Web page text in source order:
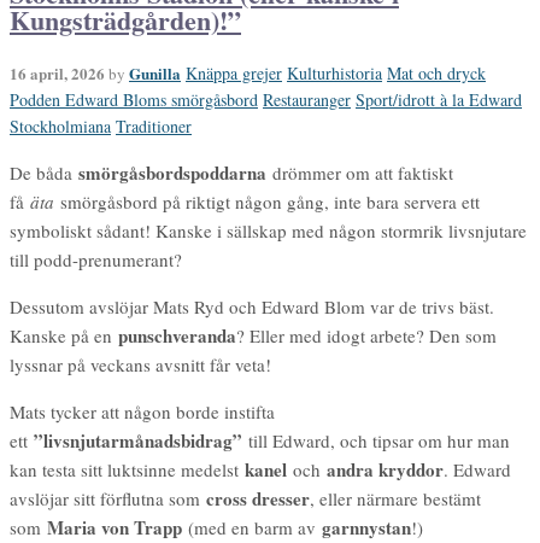
Kungsträdgården)!”
16 april, 2026 by Gunilla Knäppa grejer Kulturhistoria Mat och dryck
Podden Edward Bloms smörgåsbord Restauranger Sport/idrott à la Edward
Stockholmiana Traditioner
De båda smörgåsbordspoddarna drömmer om att faktiskt
få äta smörgåsbord på riktigt någon gång, inte bara servera ett
symboliskt sådant! Kanske i sällskap med någon stormrik livsnjutare
till podd-prenumerant?
Dessutom avslöjar Mats Ryd och Edward Blom var de trivs bäst.
Kanske på en punschveranda? Eller med idogt arbete? Den som
lyssnar på veckans avsnitt får veta!
Mats tycker att någon borde instifta
ett ”livsnjutarmånadsbidrag” till Edward, och tipsar om hur man
kan testa sitt luktsinne medelst kanel och andra kryddor. Edward
avslöjar sitt förflutna som cross dresser, eller närmare bestämt
som Maria von Trapp (med en barm av garnnystan!)